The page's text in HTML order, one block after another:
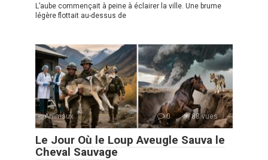
L’aube commençait à peine à éclairer la ville. Une brume
légère flottait au-dessus de
Animaux 0 88 vues
Le Jour Où le Loup Aveugle Sauva le
Cheval Sauvage